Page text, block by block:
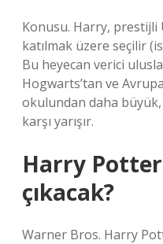
Konusu. Harry, prestijli
katılmak üzere seçilir
Bu heyecan verici
Hogwarts’tan ve
okulundan daha
karşı yarışır.
Harry
çıkacak?
Warner Bros. Harry